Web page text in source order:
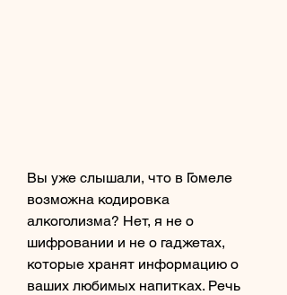
Вы уже слышали, что в Гомеле
возможна кодировка
алкоголизма? Нет, я не о
шифровании и не о гаджетах,
которые хранят информацию о
ваших любимых напитках. Речь